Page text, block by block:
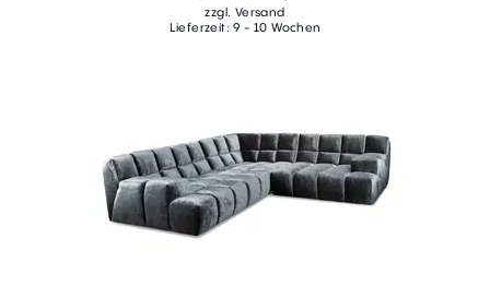
zzgl. Versand
Lieferzeit: 9 - 10 Wochen